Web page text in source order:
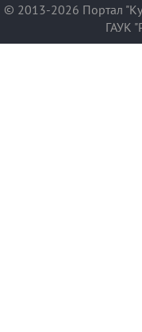
© 2013-2026 Портал
ГАУК